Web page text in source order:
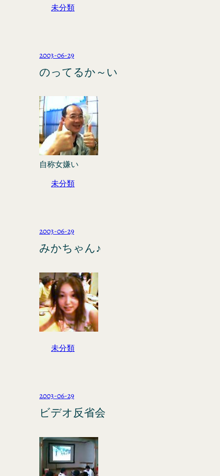
未分類
2003-06-29
のってるか～い
自称女嫌い
未分類
2003-06-29
みかちゃん♪
未分類
2003-06-29
ビデオ反省会